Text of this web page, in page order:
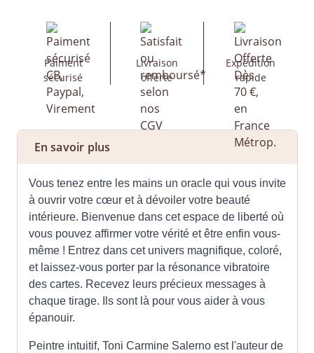
Paiment
sécurisé
Livraison
offerte
Expédition
rapide
En savoir plus
Vous tenez entre les mains un oracle qui vous invite
à ouvrir votre cœur et à dévoiler votre beauté
intérieure. Bienvenue dans cet espace de liberté où
vous pouvez affirmer votre vérité et être enfin vous-
même ! Entrez dans cet univers magnifique, coloré,
et laissez-vous porter par la résonance vibratoire
des cartes. Recevez leurs précieux messages à
chaque tirage. Ils sont là pour vous aider à vous
épanouir.
Peintre intuitif, Toni Carmine Salerno est l'auteur de